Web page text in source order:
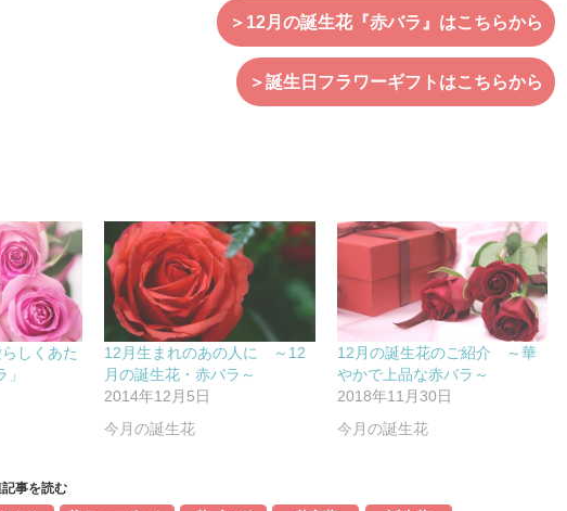
＞12月の誕生花『赤バラ』はこちらから
＞誕生日フラワーギフトはこちらから
しくあた
12月生まれのあの人に ～12
月の誕生花・赤バラ～
2014年12月5日
今月の誕生花
12月の誕生花のご紹介 ～華
やかで上品な赤バラ～
2018年11月30日
今月の誕生花
事を読む